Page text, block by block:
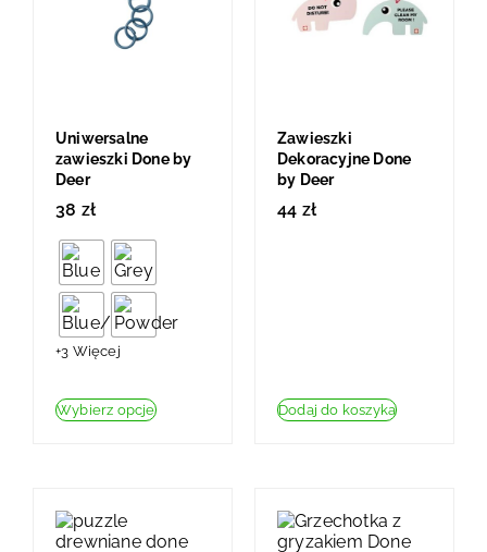
Uniwersalne
zawieszki Done by
Deer
38 zł
+3 Więcej
Wybierz opcje
Zawieszki
Dekoracyjne Done
by Deer
44 zł
Dodaj do koszyka